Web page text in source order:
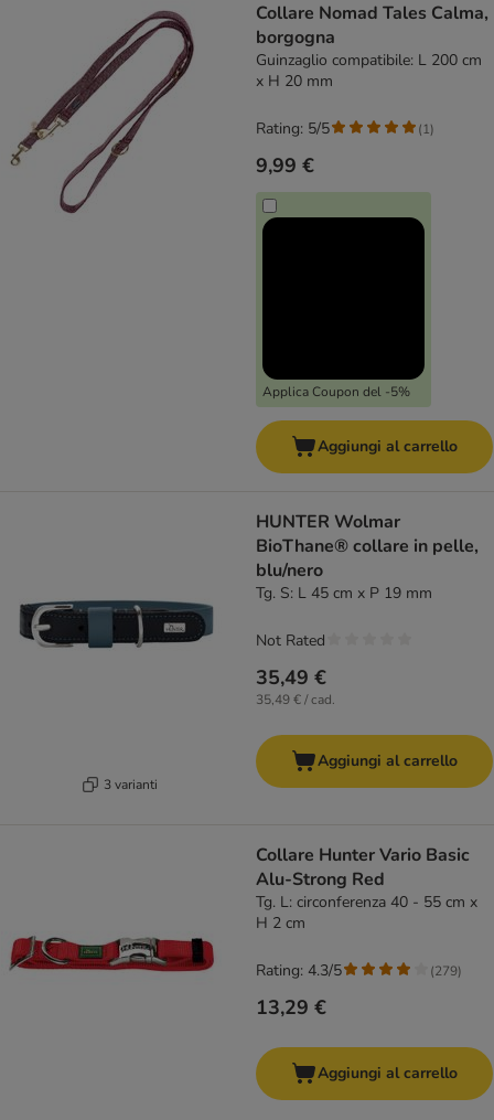
Collare Nomad Tales Calma,
borgogna
Guinzaglio compatibile: L 200 cm
x H 20 mm
9,99 €
Applica Coupon del -5%
Rating: 5/5 (1)
Aggiungi al carrello
3 varianti
HUNTER Wolmar
BioThane® collare in pelle,
blu/nero
Tg. S: L 45 cm x P 19 mm
35,49 €
35,49 € / cad.
Not Rated
Aggiungi al carrello
Collare Hunter Vario Basic
Alu-Strong Red
Tg. L: circonferenza 40 - 55 cm x
H 2 cm
13,29 €
Rating: 4.3/5 (279)
Aggiungi al carrello